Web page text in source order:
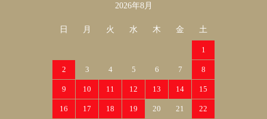
2026年8月
日 月 火 水 木 金 土
1
2 3 4 5 6 7 8
9 10 11 12 13 14 15
16 17 18 19 20 21 22